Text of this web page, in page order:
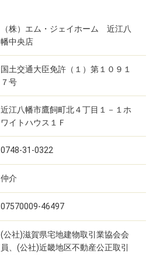
（株）エム・ジェイホーム 近江八
幡中央店
国土交通大臣免許（１）第１０９１
７号
近江八幡市鷹飼町北４丁目１－１ホ
ワイトハウス１Ｆ
0748-31-0322
仲介
07570009-46497
(公社)滋賀県宅地建物取引業協会会
員、(公社)近畿地区不動産公正取引